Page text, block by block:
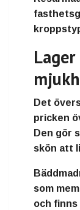
Det
pricken
Den gör
skön att
som
och